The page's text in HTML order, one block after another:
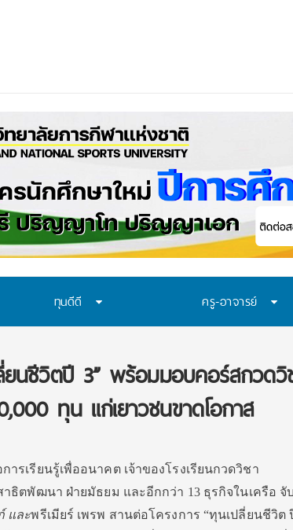
“โครงการห้องเรียน พสวท.” ปีก
ทุนดีดี ครู-อาจารย์
ยนชีวิตปี 3” พร้อมมอบคอร์สกวดวิ
ทุน แก่เยาวชนขาดโอกาส
ารเรียนรู้เพื่ออนาคต เจ้าของโรงเรียนกวดวิชา
ธิตพัฒนา ฝ่ายมัธยม และอีกกว่า 13 ธุรกิจในเครือ จั
และพรีเมียร์ เพรพ สานต่อโครงการ “ทุนเปลี่ยนชีวิต